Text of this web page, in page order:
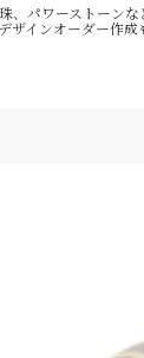
、パワーストーン
ザインオーダー作